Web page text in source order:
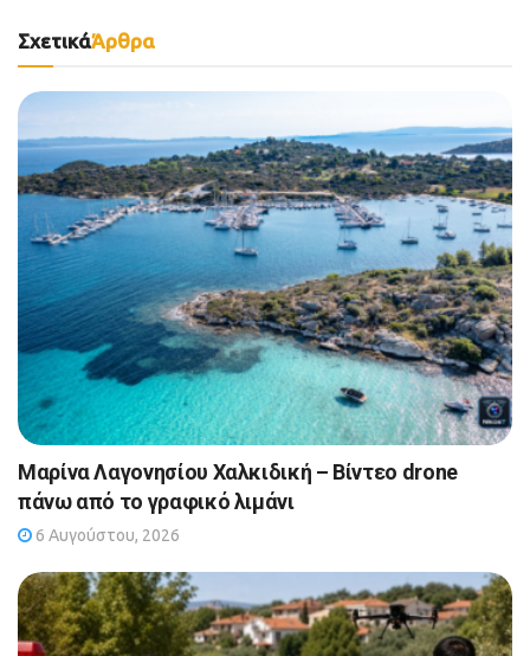
ΣχετικάΆρθρα
Μαρίνα Λαγονησίου Χαλκιδική – Βίντεο drone
πάνω από το γραφικό λιμάνι
6 Αυγούστου, 2026